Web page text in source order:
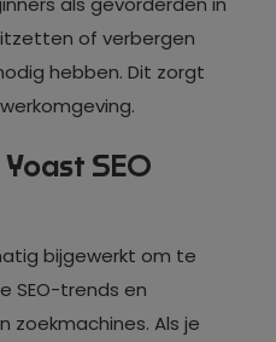
of verbergen
hebben. Dit zorgt
SEO
bijgewerkt om te
SEO-trends en
zoekmachines. Als je